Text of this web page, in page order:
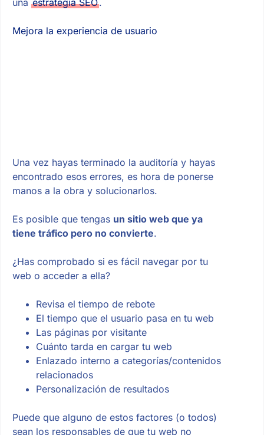
Mejora la experiencia de usuario
Una vez hayas terminado la auditoría y hayas
encontrado esos errores, es hora de ponerse
manos a la obra y solucionarlos.
Es posible que tengas un sitio web que ya
tiene tráfico pero no convierte.
¿Has comprobado si es fácil navegar por tu
web o acceder a ella?
Revisa el tiempo de rebote
El tiempo que el usuario pasa en tu web
Las páginas por visitante
Cuánto tarda en cargar tu web
Enlazado interno a categorías/contenidos
relacionados
Personalización de resultados
Puede que alguno de estos factores (o todos)
sean los responsables de que tu web no